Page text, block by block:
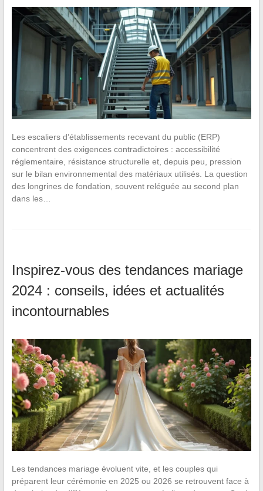
Les escaliers d’établissements recevant du public (ERP)
concentrent des exigences contradictoires : accessibilité
réglementaire, résistance structurelle et, depuis peu, pression
sur le bilan environnemental des matériaux utilisés. La question
des longrines de fondation, souvent reléguée au second plan
dans les…
Inspirez-vous des tendances mariage
2024 : conseils, idées et actualités
incontournables
Les tendances mariage évoluent vite, et les couples qui
préparent leur cérémonie en 2025 ou 2026 se retrouvent face à